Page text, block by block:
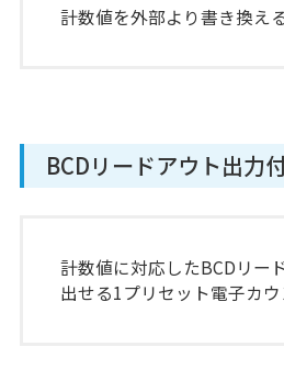
計数値を外部より書き換え
BCDリードアウト出力
計数値に対応したBCDリー
出せる1プリセット電子カウ